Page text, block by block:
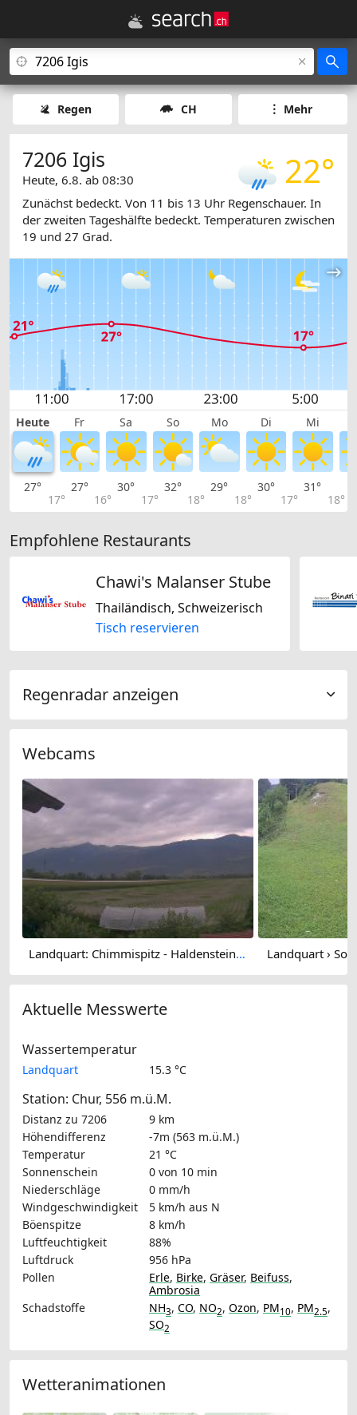
Regen CH Mehr
22°
7206 Igis
Heute, 6.8. ab 08:30
Zunächst bedeckt. Von 11 bis 13 Uhr Regenschauer. In
der zweiten Tageshälfte bedeckt. Temperaturen zwischen
19 und 27 Grad.
Heute Fr Sa So Mo Di Mi
27°
17°
27°
16°
30°
17°
32°
18°
29°
18°
30°
17°
31°
18°
Empfohlene Restaurants
Chawi's Malanser Stube
Thailändisch, Schweizerisch
Tisch reservieren
Regenradar anzeigen
Webcams
Landquart: Chimmispitz - Haldensteiner Calanda - Calandahütte SAC - Calanda Landquart ›
Aktuelle Messwerte
Wassertemperatur
Landquart 15.3 °C
Station: Chur, 556 m.ü.M.
Distanz zu 7206
9 km
Höhendifferenz
-7m (563 m.ü.M.)
Temperatur
21 °C
Sonnenschein
0 von 10 min
Niederschläge
0 mm/h
Windgeschwindigkeit
5 km/h aus N
Böenspitze
8 km/h
Luftfeuchtigkeit
88%
Luftdruck
956 hPa
Pollen
Erle, Birke, Gräser, Beifuss,
Ambrosia
Schadstoffe
NH3, CO, NO2, Ozon, PM10, PM2.5,
SO2
Wetteranimationen